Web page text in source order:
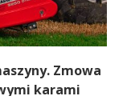
Zmowa
karami